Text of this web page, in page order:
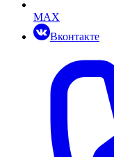
MAX
Вконтакте